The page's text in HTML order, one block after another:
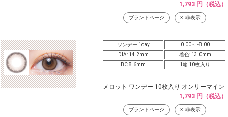
1,793 円（税込）
ブランドページ 非表示
ワンデー 1day
0.00～ -8.00
DIA: 14.2mm
着色: 13.0mm
BC 8.6mm
1箱 10枚入り
メロット ワンデー 10枚入り オンリーマイン
1,793 円（税込）
ブランドページ 非表示